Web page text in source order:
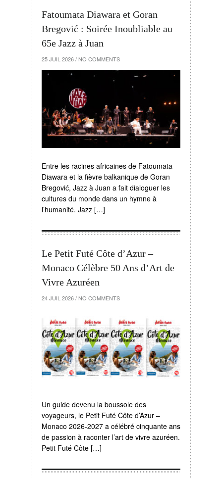
Fatoumata Diawara et Goran
Bregović : Soirée Inoubliable au
65e Jazz à Juan
25 JUIL 2026 / NO COMMENTS
Entre les racines africaines de Fatoumata
Diawara et la fièvre balkanique de Goran
Bregović, Jazz à Juan a fait dialoguer les
cultures du monde dans un hymne à
l’humanité. Jazz […]
Le Petit Futé Côte d’Azur –
Monaco Célèbre 50 Ans d’Art de
Vivre Azuréen
24 JUIL 2026 / NO COMMENTS
Un guide devenu la boussole des
voyageurs, le Petit Futé Côte d’Azur –
Monaco 2026-2027 a célébré cinquante ans
de passion à raconter l’art de vivre azuréen.
Petit Futé Côte […]